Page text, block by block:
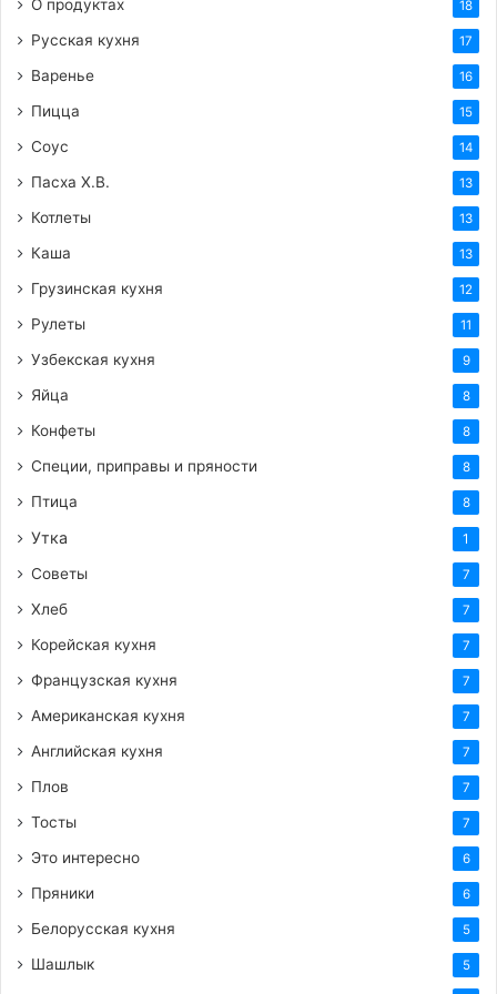
О продуктах 18
Русская кухня 17
Варенье 16
Пицца 15
Соус 14
Пасха Х.В. 13
Котлеты 13
Каша 13
Грузинская кухня 12
Рулеты 11
Узбекская кухня 9
Яйца 8
Конфеты 8
Специи, приправы и пряности 8
Птица 8
Утка 1
Советы 7
Хлеб 7
Корейская кухня 7
Французская кухня 7
Американская кухня 7
Английская кухня 7
Плов 7
Тосты 7
Это интересно 6
Пряники 6
Белорусская кухня 5
Шашлык 5